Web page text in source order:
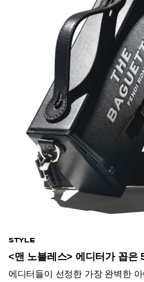
STYLE
<맨 노블레스> 에디터가 꼽은
에디터들이 선정한 가장 완벽한